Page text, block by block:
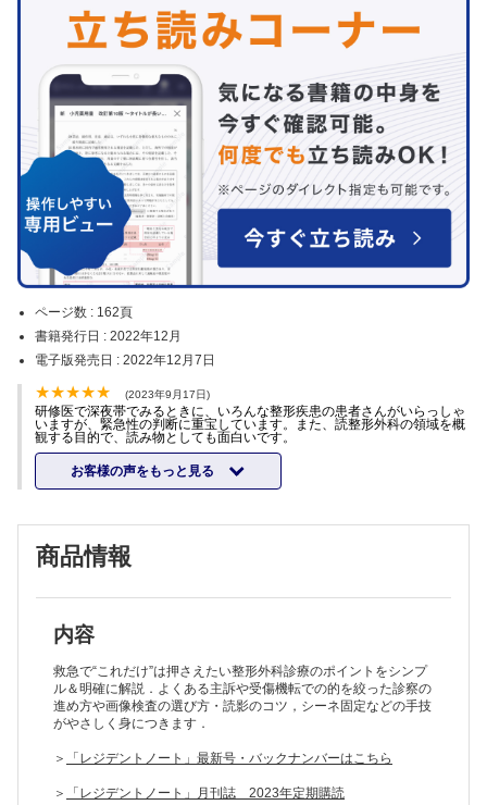
ページ数 : 162頁
書籍発行日 : 2022年12月
電子版発売日 : 2022年12月7日
(2023年9月17日)
研修医で深夜帯でみるときに、いろんな整形疾患の患者さんがいらっしゃ
いますが、緊急性の判断に重宝しています。また、読整形外科の領域を概
観する目的で、読み物としても面白いです。
お客様の声をもっと見る
商品情報
内容
救急で“これだけ”は押さえたい整形外科診療のポイントをシンプ
ル＆明確に解説．よくある主訴や受傷機転での的を絞った診察の
進め方や画像検査の選び方・読影のコツ，シーネ固定などの手技
がやさしく身につきます．
＞ 「レジデントノート」最新号・バックナンバーはこちら
＞ 「レジデントノート」月刊誌 2023年定期購読